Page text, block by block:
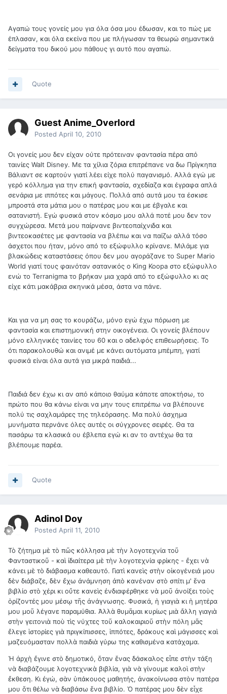
Αγαπώ τους γονείς μου για όλα όσα μου έδωσαν, και το πώς με
έπλασαν, και όλα εκείνα που με πλήγωσαν τα θεωρώ σημαντικά
δείγματα του δικού μου πάθους γι αυτό που αγαπώ.
Quote
Guest Anime_Overlord
Posted April 10, 2010
Οι γονείς μου δεν είχαν ούτε πρότειναν φαντασία πέρα από
ταινίες Walt Disney. Με τα χίλια ζόρια επιτρέπανε να δω Πρίγκηπα
Βάλιαντ σε καρτούν γιατί λέει είχε πολύ παγανισμό. Αλλά εγώ με
γερό κόλλημα για την επική φαντασία, σχεδίαζα και έγραφα απλά
σενάρια με ιππότες και μάγους. Πολλά από αυτά μου τα έσκισε
μπροστά στα μάτια μου ο πατέρας μου και με έβγαλε και
σατανιστή. Εγώ φυσικά στον κόσμο μου αλλά ποτέ μου δεν τον
συγχώρεσα. Μετά μου παίρνανε βιντεοπαίχνιδα και
βιντεοκασέτες με φαντασία να βλέπω και να παίζω αλλά τόσο
άσχετοι που ήταν, μόνο από το εξώφυλλο κρίνανε. Μιλάμε για
βλακώδεις καταστάσεις όπου δεν μου αγοράζανε το Super Mario
World γιατί τους φαινόταν σατανικός ο King Koopa στο εξώφυλλο
ενώ το Terranigma το βρήκαν μια χαρά από το εξώφυλλο κι ας
είχε κάτι μακάβρια σκηνικά μέσα, άστα να πάνε.
Και για να μη σας το κουράζω, μόνο εγώ έχω πόρωση με
φαντασία και επιστημονική στην οικογένεια. Οι γονείς βλέπουν
μόνο ελληνικές ταινίες του 60 και ο αδελφός επιθεωρήσεις. Το
ότι παρακολουθώ και ανιμέ με κάνει αυτόματα μπέμπη, γιατί
φυσικά είναι όλα αυτά για μικρά παιδιά...
Παιδιά δεν έχω κι αν από κάποιο θαύμα κάποτε αποκτήσω, το
πρώτο που θα κάνω είναι να μην τους επιτρέπω να βλέπουνε
πολύ τις σαχλαμάρες της τηλεόρασης. Μα πολύ άσχημα
μυνήματα περνάνε όλες αυτές οι σύγχρονες σειρές. Θα τα
πασάρω τα κλασικά ου έβλεπα εγώ κι αν το αντέχω θα τα
βλέπουμε παρέα.
Quote
Adinol Doy
Posted April 11, 2010
Τὸ ζήτημα μὲ τὸ πῶς κόλλησα μὲ τὴν λογοτεχνία τοῦ
Φανταστικοῦ - καὶ ἰδιαίτερα μὲ τὴν λογοτεχνία φρίκης - ἔχει νὰ
κάνει μὲ τὸ διάβασμα καθεαυτό. Γιατὶ κανεὶς στὴν οἰκογένειά μου
δὲν διάβαζε, δὲν ἔχω ἀνάμνηση ἀπὸ κανέναν στὸ σπίτι μ' ἕνα
βιβλίο στὸ χέρι κι οὔτε κανεὶς ἐνδιαφέρθηκε νὰ μοῦ ἀνοίξει τοὺς
ὁρίζοντές μου μέσῳ τῆς ἀνάγνωσης. Φυσικά, ἡ γιαγιὰ κι ἡ μητέρα
μου μοῦ λέγανε παραμύθια. Ἀλλὰ θυμᾶμαι κυρίως μιὰ ἄλλη γιαγιὰ
στὴν γειτονιὰ ποὺ τὶς νύχτες τοῦ καλοκαιριοῦ στὴν πόλη μᾶς
ἔλεγε ἱστορίες γιὰ πριγκίπισσες, ἱππότες, δράκους καὶ μάγισσες καὶ
μαζευόμασταν πολλὰ παιδιὰ γύρω της καθισμένα κατάχαμα.
Ἡ ἀρχὴ ἔγινε στὸ δημοτικό, ὅταν ἕνας δάσκαλος εἶπε στὴν τάξη
νὰ διαβάζουμε λογοτεχνικὰ βιβλία, γιὰ νὰ γίνουμε καλοὶ στὴν
ἔκθεση. Κι ἐγώ, σὰν ὑπάκουος μαθητής, ἀνακοίνωσα στὸν πατέρα
μου ὅτι θέλω νὰ διαβάσω ἕνα βιβλίο. Ὁ πατέρας μου δὲν εἶχε